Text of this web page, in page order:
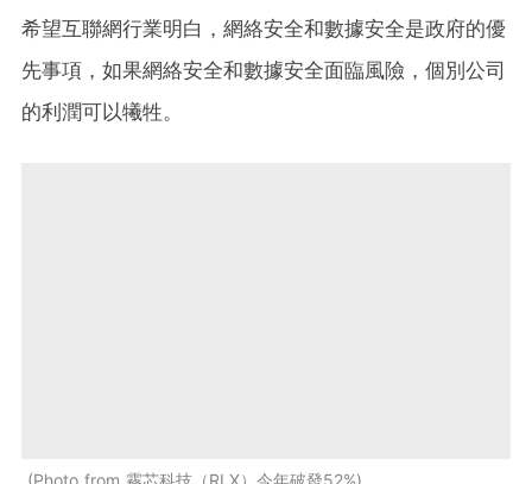
希望互聯網行業明白，網絡安全和數據安全是政府的優
先事項，如果網絡安全和數據安全面臨風險，個別公司
的利潤可以犧牲。
Photo from 霧芯科技（RLX）今年破發52%